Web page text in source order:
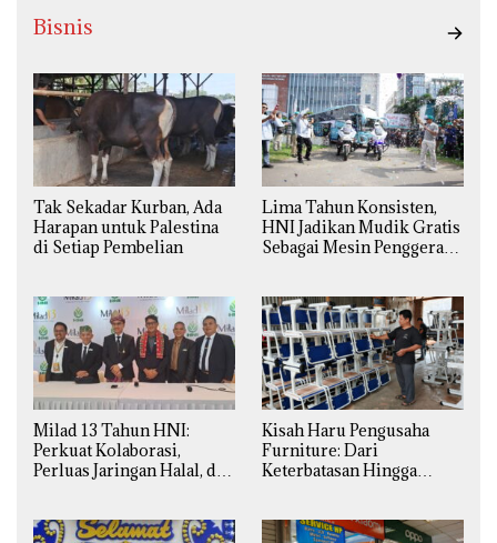
Bisnis
Tak Sekadar Kurban, Ada
Harapan untuk Palestina
di Setiap Pembelian
Lima Tahun Konsisten,
HNI Jadikan Mudik Gratis
Sebagai Mesin Penggerak
Milad 13 Tahun HNI:
Perkuat Kolaborasi,
Perluas Jaringan Halal, dan
Kisah Haru Pengusaha
Furniture: Dari
Keterbatasan Hingga